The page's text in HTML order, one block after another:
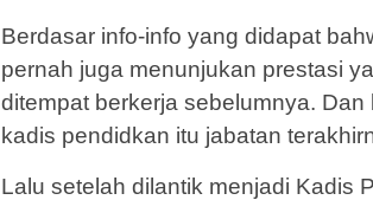
Berdasar info-info yang didapat
pernah juga menunjukan prestasi
ditempat berkerja sebelumnya.
kadis pendidkan itu jabatan
Lalu setelah dilantik menjadi Kadis